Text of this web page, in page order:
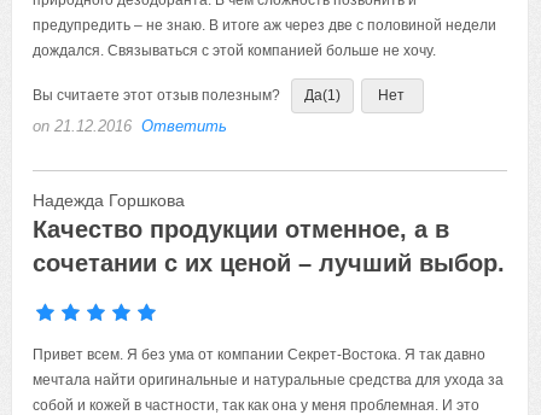
предупредить – не знаю. В итоге аж через две с половиной недели
дождался. Связываться с этой компанией больше не хочу.
Вы считаете этот отзыв полезным? Да(1) Нет
on 21.12.2016 Ответить
Надежда Горшкова
Качество продукции отменное, а в
сочетании с их ценой – лучший выбор.
Привет всем.